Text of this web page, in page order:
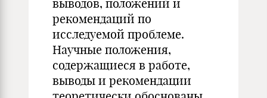
выводов, положений и
рекомендаций по
исследуемой проблеме.
Научные положения,
содержащиеся в работе,
выводы и рекомендации